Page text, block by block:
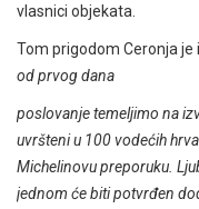
vlasnici objekata.
Tom prigodom Ceronja je
od prvog dana
poslovanje temeljimo na
uvršteni u 100 vodećih
Michelinovu preporuku.
jednom će biti potvrđen